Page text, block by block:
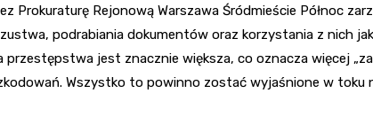
Prokuraturę Rejonową Warszawa Śródmieście Północ
podrabiania dokumentów oraz korzystania z nich
przestępstwa jest znacznie większa, co oznacza więcej
Wszystko to powinno zostać wyjaśnione w toku